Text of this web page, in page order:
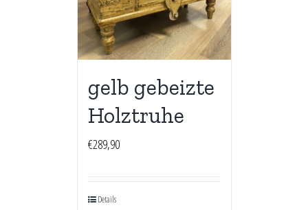
gelb gebeizte
Holztruhe
€289,90
Details